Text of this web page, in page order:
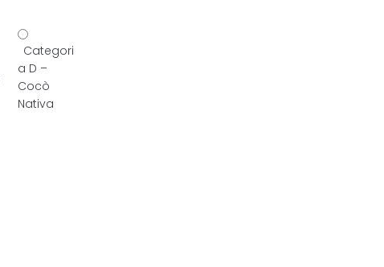
Categori
a D –
Cocò
Nativa